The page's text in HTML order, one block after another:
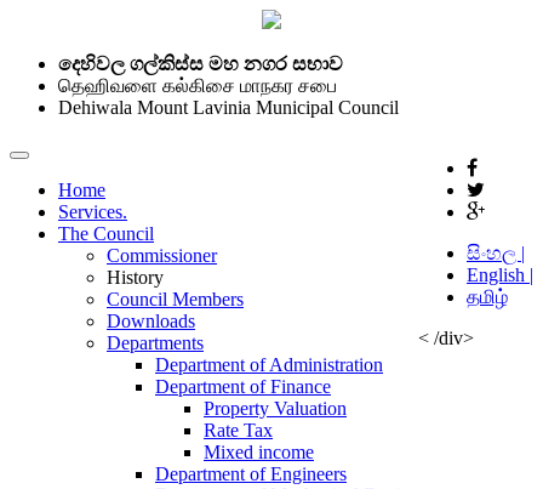
දෙහිවල ගල්කිස්ස මහ නගර සභාව
தெஹிவளை கல்கிசை மாநகர சபை
Dehiwala Mount Lavinia Municipal Council
සිංහල |
English |
தமிழ்
< /div>
Home
Services.
The Council
Commissioner
History
Council Members
Downloads
Departments
Department of Administration
Department of Finance
Property Valuation
Rate Tax
Mixed income
Department of Engineers